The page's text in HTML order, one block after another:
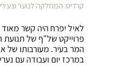
קרדיט: המחלקה לנוער
פרוייקט של"ף של תנועת
המר בעיר. מעורבותו של
במרכז יום ועבודה עם